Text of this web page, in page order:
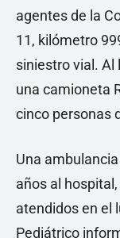
agentes de la
11, kilómetro
siniestro vial. Al
una camioneta
cinco personas
Una
años al
atendidos en el
Pediátrico